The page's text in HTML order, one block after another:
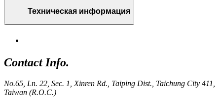
Техническая информация
Contact Info.
No.65, Ln. 22, Sec. 1, Xinren Rd., Taiping Dist., Taichung City 411,
Taiwan (R.O.C.)